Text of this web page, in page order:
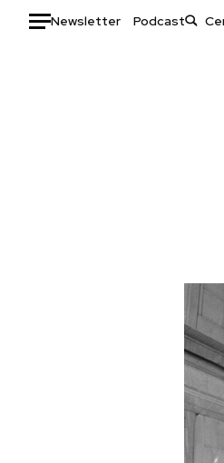
Newsletter Podcast